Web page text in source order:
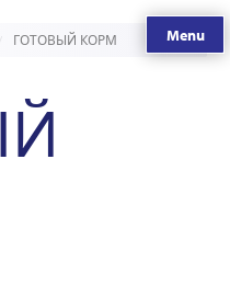
Menu
ГОТОВЫЙ КОРМ